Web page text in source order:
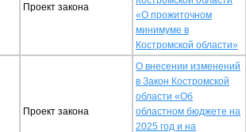
Проект закона
«О прожиточном
минимуме в
Костромской области»
Проект закона
О внесении изменений
в Закон Костромской
области «Об
областном бюджете на
2025 год и на